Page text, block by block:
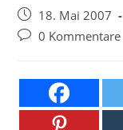
Beitrag
veröffentlicht:
18. Mai 2007
Beitrags-
0 Kommentare